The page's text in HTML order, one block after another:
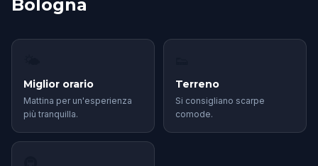
Bologna
Miglior orario
Mattina per un'esperienza
più tranquilla.
Terreno
Si consigliano scarpe
comode.